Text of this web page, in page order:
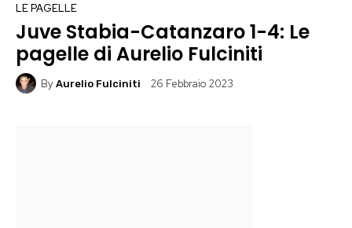
LE PAGELLE
Juve Stabia-Catanzaro 1-4: Le
pagelle di Aurelio Fulciniti
By Aurelio Fulciniti 26 Febbraio 2023